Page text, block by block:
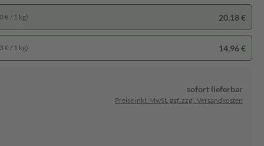
€ / 1 kg) 20,18 €
€ / 1 kg) 14,96 €
sofort lieferbar
Preise inkl. MwSt. ggf. zzgl. Versandkosten